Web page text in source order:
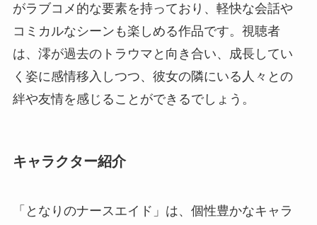
がラブコメ的な要素を持っており、軽快な会話や
コミカルなシーンも楽しめる作品です。視聴者
は、澪が過去のトラウマと向き合い、成長してい
く姿に感情移入しつつ、彼女の隣にいる人々との
絆や友情を感じることができるでしょう。
キャラクター紹介
「となりのナースエイド」は、個性豊かなキャラ